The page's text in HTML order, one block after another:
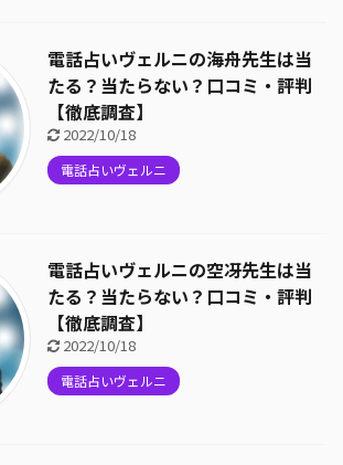
電話占いヴェルニの海舟先生は当
たる？当たらない？口コミ・評判
【徹底調査】
2022/10/18
電話占いヴェルニ
電話占いヴェルニの空冴先生は当
たる？当たらない？口コミ・評判
【徹底調査】
2022/10/18
電話占いヴェルニ